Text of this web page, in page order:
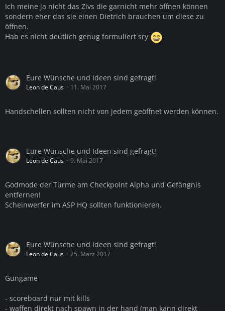
Ich meine ja nicht das Zivs die garnicht mehr öffnen können
sondern eher das sie einen Dietrich brauchen um diese zu
öffnen.
Hab es nicht deutlich genug formuliert sry
Eure Wünsche und Ideen sind gefragt!
Leon de Caus 11. Mai 2017
Handschellen sollten nicht von jedem geöffnet werden können.
Eure Wünsche und Ideen sind gefragt!
Leon de Caus 9. Mai 2017
Godmode der Türme am Checkpoint Alpha und Gefängnis
entfernen!
Scheinwerfer im ASP HQ sollten funktionieren.
Eure Wünsche und Ideen sind gefragt!
Leon de Caus 25. März 2017
Gungame
- scoreboard nur mit kills
- waffen direkt nach spawn in der hand (man kann direkt